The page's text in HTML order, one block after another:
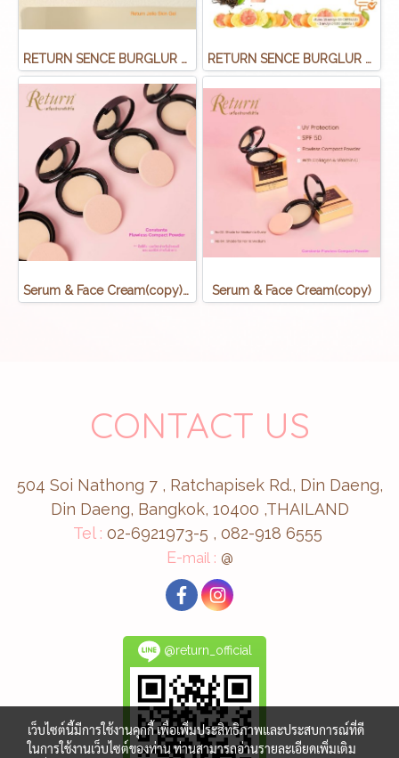
RETURN SENCE BURGLUR CREAM(copy) RETURN SENCE BURGLUR CREAM(copy)(copy)
Serum & Face Cream(copy)(copy) Serum & Face Cream(copy)
CONTACT US
504 Soi Nathong 7 , Ratchapisek Rd., Din Daeng,
Din Daeng, Bangkok, 10400 ,THAILAND
Tel : 02-6921973-5 , 082-918 6555
E-mail : @
@return_official
เว็บไซต์นี้มีการใช้งานคุกกี้ เพื่อเพิ่มประสิทธิภาพและประสบการณ์ที่ดี
ในการใช้งานเว็บไซต์ของท่าน ท่านสามารถอ่านรายละเอียดเพิ่มเติม